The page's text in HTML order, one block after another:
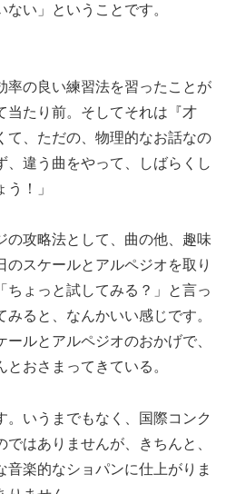
い」ということです。
率の良い練習法を習ったことが
当たり前。そしてそれは『才
て、ただの、物理的なお話なの
、違う曲をやって、しばらくし
！」
の攻略法として、曲の他、趣味
のスケールとアルペジオを取り
ちょっと試してみる？」と言っ
ると、なんかいい感じです。
ルとアルペジオのおかげで、
おさまってきている。
。いうまでもなく、国際コンク
はありませんが、きちんと、
音楽的なショパンに仕上がりま